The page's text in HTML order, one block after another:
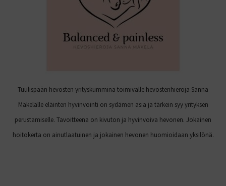
Tuulispään hevosten yrityskummina toimivalle hevostenhieroja Sanna
Mäkelälle eläinten hyvinvointi on sydämen asia ja tärkein syy yrityksen
perustamiselle. Tavoitteena on kivuton ja hyvinvoiva hevonen. Jokainen
hoitokerta on ainutlaatuinen ja jokainen hevonen huomioidaan yksilönä.